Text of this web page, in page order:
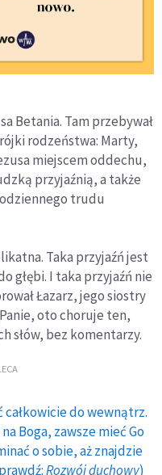
Betania. Tam przebywał
rodzeństwa: Marty,
miejscem oddechu,
przyjaźnią, a także
trudu
Taka przyjaźń jest
głębi. I taka przyjaźń nie
Łazarz, jego siostry
oto choruje ten,
słów, bez komentarzy.
całkowicie do wewnątrz.
Boga, zawsze mieć Go
o sobie, aż znajdzie
Rozwój duchowy)